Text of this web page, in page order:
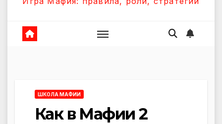
ШКОЛА МАФИИ
Как в Мафии 2